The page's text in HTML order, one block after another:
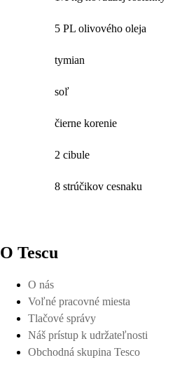
5 PL olivového oleja
tymian
soľ
čierne korenie
2 cibule
8 strúčikov cesnaku
O Tescu
O nás
Voľné pracovné miesta
Tlačové správy
Náš prístup k udržateľnosti
Obchodná skupina Tesco